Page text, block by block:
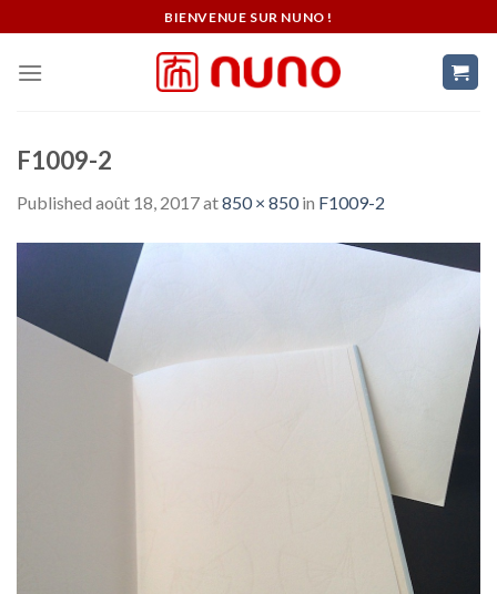
to
content
BIENVENUE SUR NUNO !
F1009-2
Published août 18, 2017at850 × 850in F1009-2